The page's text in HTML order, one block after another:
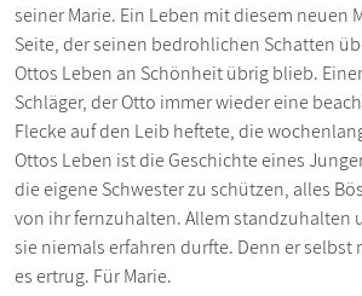
seiner Marie. Ein Leben mit diesem neuen
Seite, der seinen bedrohlichen Schatten
Ottos Leben an Schönheit übrig blieb.
Schläger, der Otto immer wieder eine
Flecke auf den Leib heftete, die
Ottos Leben ist die Geschichte eines
die eigene Schwester zu schützen, alles
von ihr fernzuhalten. Allem standzuhalten
sie niemals erfahren durfte. Denn er selbst
es ertrug. Für Marie.